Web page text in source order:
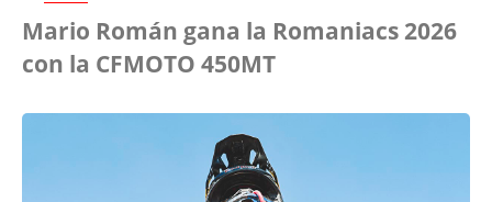
Mario Román gana la Romaniacs 2026
con la CFMOTO 450MT